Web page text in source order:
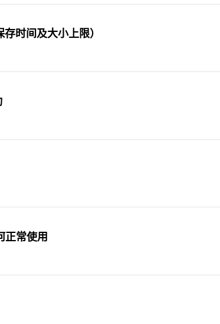
时间及大小上限）
正常使用